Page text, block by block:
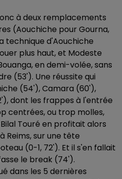
à deux remplacements
(Aouchiche pour Gourna,
technique d'Aouchiche
plus haut, et Modeste
en demi-volée, sans
(53'). Une réussite qui
(54'), Camara (60'),
dont les frappes à l'entrée
centrées, ou trop molles,
Touré en profitait alors
Reims, sur une tête
(0-1, 72'). Et il s'en fallait
le break (74').
dans les 5 dernières